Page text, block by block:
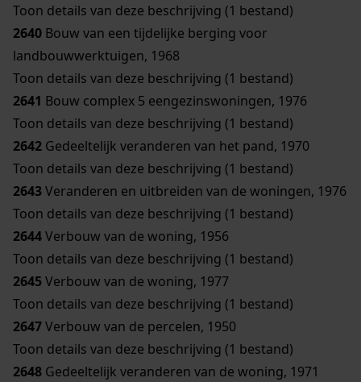
Toon details van deze beschrijving (1 bestand)
2640 Bouw van een tijdelijke berging voor
landbouwwerktuigen, 1968
Toon details van deze beschrijving (1 bestand)
2641 Bouw complex 5 eengezinswoningen, 1976
Toon details van deze beschrijving (1 bestand)
2642 Gedeeltelijk veranderen van het pand, 1970
Toon details van deze beschrijving (1 bestand)
2643Veranderen en uitbreiden van de woningen, 1976
Toon details van deze beschrijving (1 bestand)
2644Verbouw van de woning, 1956
Toon details van deze beschrijving (1 bestand)
2645Verbouw van de woning, 1977
Toon details van deze beschrijving (1 bestand)
2647Verbouw van de percelen, 1950
Toon details van deze beschrijving (1 bestand)
2648 Gedeeltelijk veranderen van de woning, 1971